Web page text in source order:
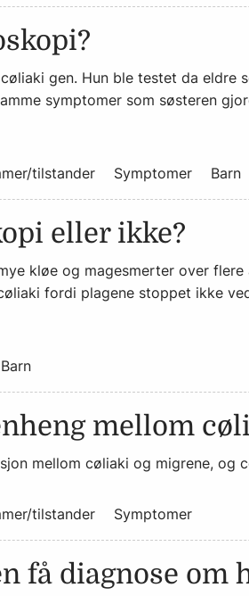
gen. Hun ble testet da
symptomer som søsteren
tilstander Symptomer Barn
eller ikke?
kløe og magesmerter over
fordi plagene stoppet ikke
Barn
mellom
mellom cøliaki og migrene, og
tilstander Symptomer
få diagnose om